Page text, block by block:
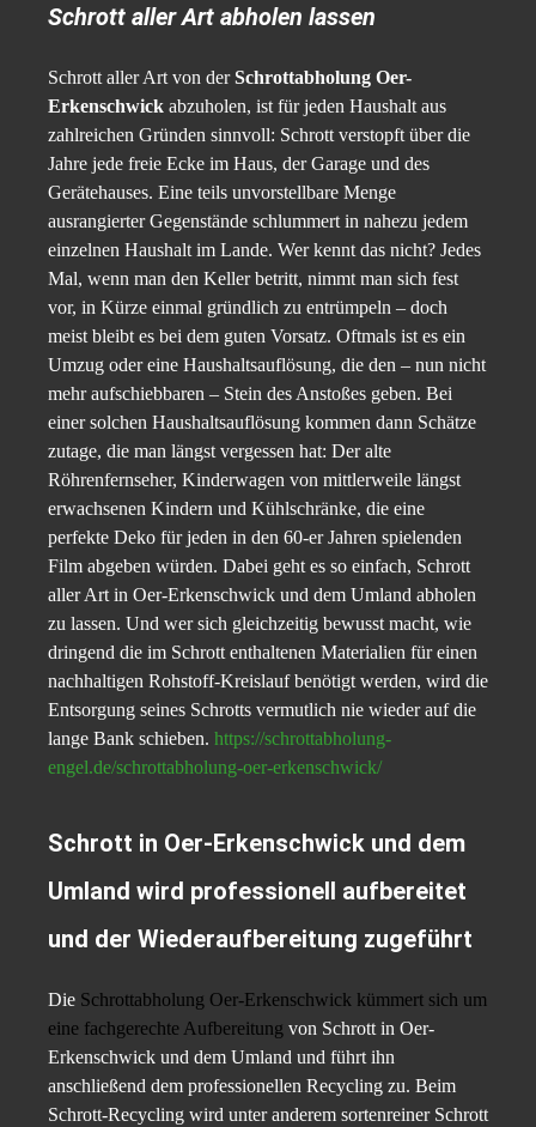
Schrott aller Art abholen lassen
Schrott aller Art von derSchrottabholung Oer-
Erkenschwick abzuholen, ist für jeden Haushalt aus
zahlreichen Gründen sinnvoll: Schrott verstopft über die
Jahre jede freie Ecke im Haus, der Garage und des
Gerätehauses. Eine teils unvorstellbare Menge
ausrangierter Gegenstände schlummert in nahezu jedem
einzelnen Haushalt im Lande. Wer kennt das nicht? Jedes
Mal, wenn man den Keller betritt, nimmt man sich fest
vor, in Kürze einmal gründlich zu entrümpeln – doch
meist bleibt es bei dem guten Vorsatz. Oftmals ist es ein
Umzug oder eine Haushaltsauflösung, die den – nun nicht
mehr aufschiebbaren – Stein des Anstoßes geben. Bei
einer solchen Haushaltsauflösung kommen dann Schätze
zutage, die man längst vergessen hat: Der alte
Röhrenfernseher, Kinderwagen von mittlerweile längst
erwachsenen Kindern und Kühlschränke, die eine
perfekte Deko für jeden in den 60-er Jahren spielenden
Film abgeben würden. Dabei geht es so einfach, Schrott
aller Art in Oer-Erkenschwick und dem Umland abholen
zu lassen. Und wer sich gleichzeitig bewusst macht, wie
dringend die im Schrott enthaltenen Materialien für einen
nachhaltigen Rohstoff-Kreislauf benötigt werden, wird die
Entsorgung seines Schrotts vermutlich nie wieder auf die
lange Bank schieben. https://schrottabholung-
engel.de/schrottabholung-oer-erkenschwick/
Schrott in Oer-Erkenschwick und dem
Umland wird professionell aufbereitet
und der Wiederaufbereitung zugeführt
Die Schrottabholung Oer-Erkenschwick kümmert sich um
eine fachgerechte Aufbereitung von Schrott in Oer-
Erkenschwick und dem Umland und führt ihn
anschließend dem professionellen Recycling zu. Beim
Schrott-Recycling wird unter anderem sortenreiner Schrott